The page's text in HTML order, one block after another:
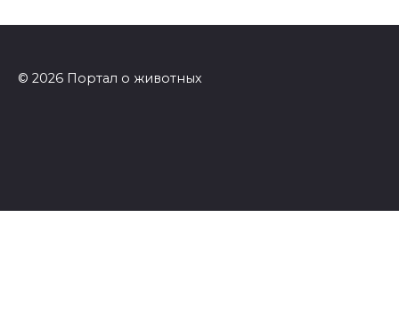
© 2026 Портал о животных